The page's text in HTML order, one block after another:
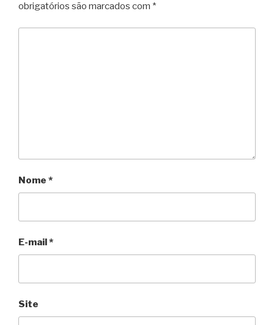
obrigatórios são marcados com *
Nome *
E-mail*
Site